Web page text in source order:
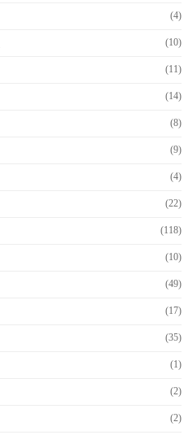
(4)
(10)
(11)
(14)
(8)
(9)
(4)
(22)
(118)
(10)
(49)
(17)
(35)
(1)
(2)
(2)